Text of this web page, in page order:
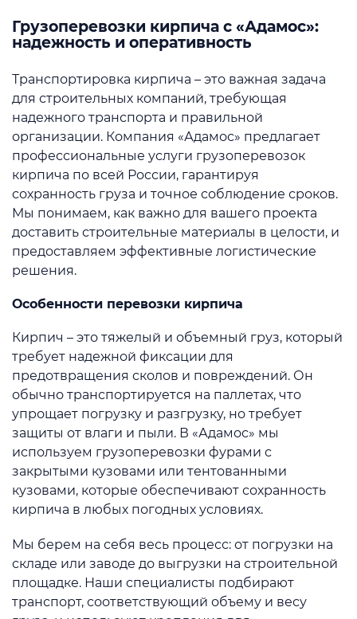
Грузоперевозки кирпича с «Адамос»:
надежность и оперативность
Транспортировка кирпича – это важная задача
для строительных компаний, требующая
надежного транспорта и правильной
организации. Компания «Адамос» предлагает
профессиональные услуги грузоперевозок
кирпича по всей России, гарантируя
сохранность груза и точное соблюдение сроков.
Мы понимаем, как важно для вашего проекта
доставить строительные материалы в целости, и
предоставляем эффективные логистические
решения.
Особенности перевозки кирпича
Кирпич – это тяжелый и объемный груз, который
требует надежной фиксации для
предотвращения сколов и повреждений. Он
обычно транспортируется на паллетах, что
упрощает погрузку и разгрузку, но требует
защиты от влаги и пыли. В «Адамос» мы
используем грузоперевозки фурами с
закрытыми кузовами или тентованными
кузовами, которые обеспечивают сохранность
кирпича в любых погодных условиях.
Мы берем на себя весь процесс: от погрузки на
складе или заводе до выгрузки на строительной
площадке. Наши специалисты подбирают
транспорт, соответствующий объему и весу